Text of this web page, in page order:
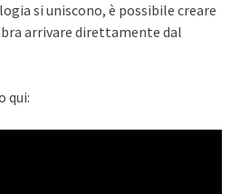
si uniscono, è possibile creare
arrivare direttamente dal
qui: